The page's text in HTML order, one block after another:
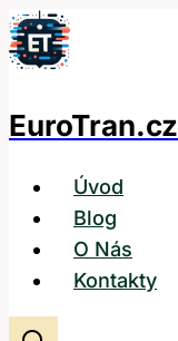
Přeskočit
na
EuroTran.cz
Úvod
Blog
O Nás
Kontakty